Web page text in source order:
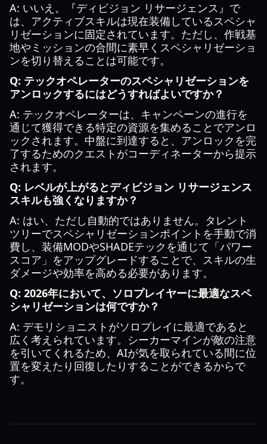
A: いいえ。『ディビジョン リサージェンス』で
は、アクティブスキルは現在装備しているスペシャ
リゼーションに固定されています。ただし、作戦基
地やミッションの合間に素早くスペシャリゼーショ
ンを切り替えることは可能です。
Q: テックオペレーターのスペシャリゼーションを
アンロックするにはどうすればよいですか？
A: テックオペレーターは、キャンペーンの進行を
通じて獲得できる特定の資源を集めることでアンロ
ックされます。中盤に到達すると、アンロックを完
了するためのクエストがコーディネーターから提示
されます。
Q: レベルが上がるとディビジョン リサージェンス
スキルも強くなりますか？
A: はい、ただし自動的ではありません。タレント
ツリーでスペシャリゼーションポイントを手動で消
費し、装備MODやSHADEテックを通じて「パワー
スコア」をアップグレードすることで、スキルの生
ダメージや効率を高める必要があります。
Q: 2026年において、ソロプレイヤーに最適なスペ
シャリゼーションは何ですか？
A: デモリショニストがソロプレイに最適であると
広く考えられています。シーカーマインが敵の注意
を引いてくれるため、AIが気を取られている間に位
置を変えたり回復したりすることができるからで
す。